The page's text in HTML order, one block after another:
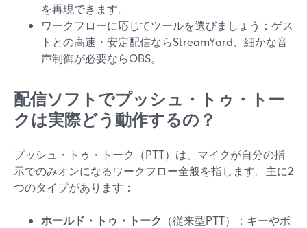
を再現できます。
ワークフローに応じてツールを選びましょう：ゲス
トとの高速・安定配信ならStreamYard、細かな音
声制御が必要ならOBS。
配信ソフトでプッシュ・トゥ・トー
クは実際どう動作するの？
プッシュ・トゥ・トーク（PTT）は、マイクが自分の指
示でのみオンになるワークフロー全般を指します。主に2
つのタイプがあります：
ホールド・トゥ・トーク （従来型PTT）：キーやボ